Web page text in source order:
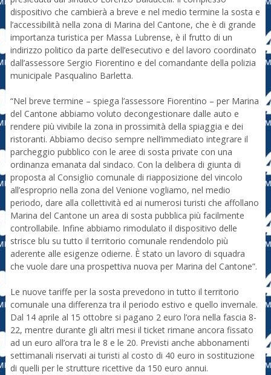
dispositivo che cambierà a breve e nel medio termine la sosta e
l’accessibilità nella zona di Marina del Cantone, che è di grande
importanza turistica per Massa Lubrense, è il frutto di un
indirizzo politico da parte dell’esecutivo e del lavoro coordinato
dall’assessore Sergio Fiorentino e del comandante della polizia
municipale Pasqualino Barletta.
“Nel breve termine – spiega l’assessore Fiorentino – per Marina
del Cantone abbiamo voluto decongestionare dalle auto e
rendere più vivibile la zona in prossimità della spiaggia e dei
ristoranti. Abbiamo deciso sempre nell’immediato integrare il
parcheggio pubblico con le aree di sosta private con una
ordinanza emanata dal sindaco. Con la delibera di giunta di
proposta al Consiglio comunale di riapposizione del vincolo
all’esproprio nella zona del Venione vogliamo, nel medio
periodo, dare alla collettività ed ai numerosi turisti che affollano
Marina del Cantone un area di sosta pubblica più facilmente
controllabile. Infine abbiamo rimodulato il dispositivo delle
strisce blu su tutto il territorio comunale rendendolo più
aderente alle esigenze odierne. È stato un lavoro di squadra
che vuole dare una prospettiva nuova per Marina del Cantone”.
Le nuove tariffe per la sosta prevedono in tutto il territorio
comunale una differenza tra il periodo estivo e quello invernale.
Dal 14 aprile al 15 ottobre si pagano 2 euro l’ora nella fascia 8-
22, mentre durante gli altri mesi il ticket rimane ancora fissato
ad un euro all’ora tra le 8 e le 20. Previsti anche abbonamenti
settimanali riservati ai turisti al costo di 40 euro in sostituzione
di quelli per le strutture ricettive da 150 euro annui.